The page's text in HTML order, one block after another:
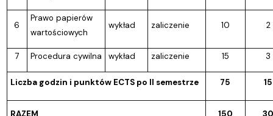
6
Prawo papierów
wartościowych
wykład zaliczenie 10 2
7 Procedura cywilna wykład zaliczenie 15 3
Liczba godzin i punktów ECTS po II semestrze 75 15
RAZEM 150 30